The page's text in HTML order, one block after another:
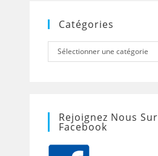
Catégories
Catégories
Sélectionner une catégorie
Rejoignez Nous Sur
Facebook